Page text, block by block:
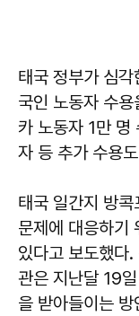
태국 정부가 심
국인 노동자 수
카 노동자 1만 명
자 등 추가 수용
태국 일간지 방
문제에 대응하기
있다고 보도했다
관은 지난달 19
을 받아들이는